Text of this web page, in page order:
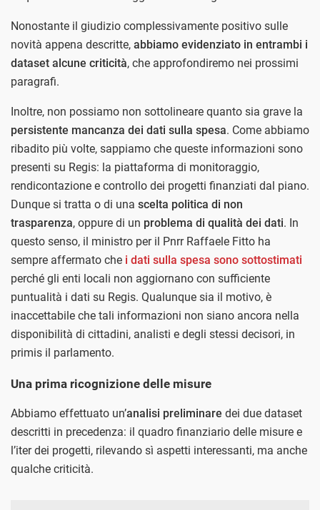
Nonostante il giudizio complessivamente positivo sulle
novità appena descritte, abbiamo evidenziato in entrambi i
dataset alcune criticità, che approfondiremo nei prossimi
paragrafi.
Inoltre, non possiamo non sottolineare quanto sia grave la
persistente mancanza dei dati sulla spesa. Come abbiamo
ribadito più volte, sappiamo che queste informazioni sono
presenti su Regis: la piattaforma di monitoraggio,
rendicontazione e controllo dei progetti finanziati dal piano.
Dunque si tratta o di una scelta politica di non
trasparenza, oppure di un problema di qualità dei dati. In
questo senso, il ministro per il Pnrr Raffaele Fitto ha
sempre affermato che i dati sulla spesa sono sottostimati
perché gli enti locali non aggiornano con sufficiente
puntualità i dati su Regis. Qualunque sia il motivo, è
inaccettabile che tali informazioni non siano ancora nella
disponibilità di cittadini, analisti e degli stessi decisori, in
primis il parlamento.
Una prima ricognizione delle misure
Abbiamo effettuato un’analisi preliminare dei due dataset
descritti in precedenza: il quadro finanziario delle misure e
l’iter dei progetti, rilevando sì aspetti interessanti, ma anche
qualche criticità.